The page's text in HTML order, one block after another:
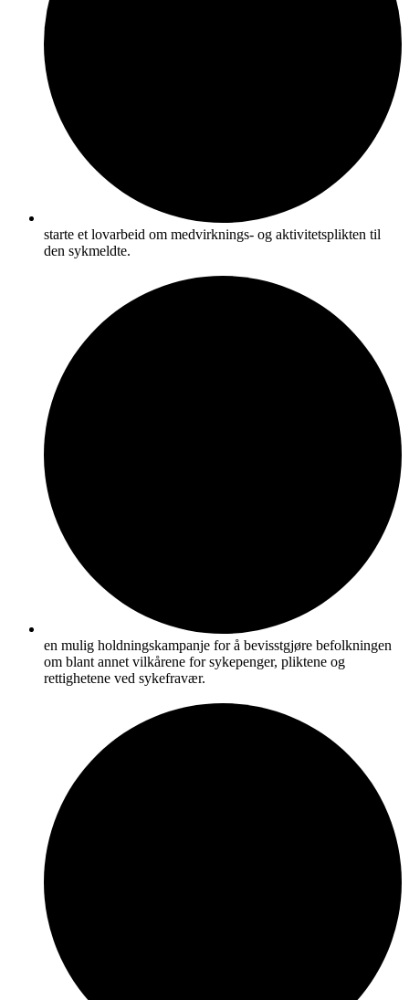
starte et lovarbeid om medvirknings- og aktivitetsplikten til
den sykmeldte.
en mulig holdningskampanje for å bevisstgjøre befolkningen
om blant annet vilkårene for sykepenger, pliktene og
rettighetene ved sykefravær.